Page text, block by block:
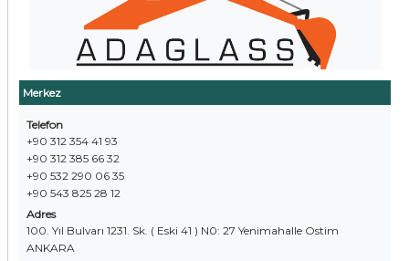
Merkez
Telefon
+90 312 354 41 93
+90 312 385 66 32
+90 532 290 06 35
+90 543 825 28 12
Adres
100. Yıl Bulvarı 1231. Sk. ( Eski 41 ) N0: 27 Yenimahalle Ostim
ANKARA